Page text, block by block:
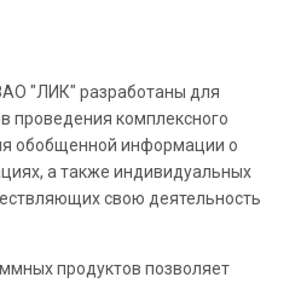
"ЛИК" разработаны для
проведения комплексного
обобщенной информации о
а также индивидуальных
свою деятельность
продуктов позволяет